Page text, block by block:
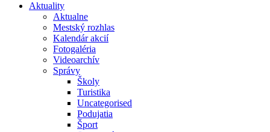
Aktuality
Aktualne
Mestský rozhlas
Kalendár akcií
Fotogaléria
Videoarchív
Správy
Školy
Turistika
Uncategorised
Podujatia
Šport